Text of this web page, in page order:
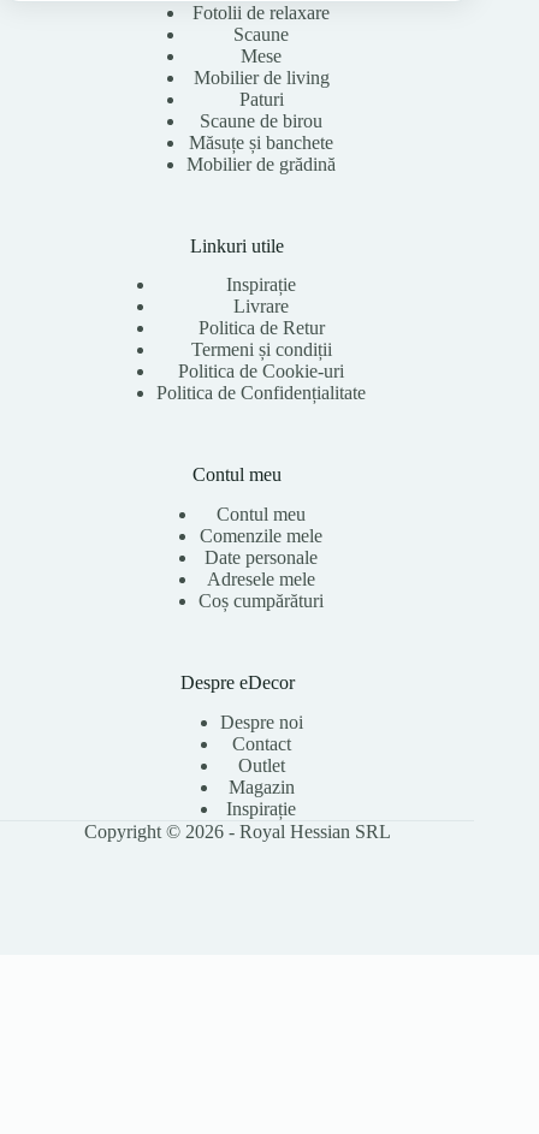
Fotolii de relaxare
Scaune
Mese
Mobilier de living
Paturi
Scaune de birou
Măsuțe și banchete
Mobilier de grădină
Linkuri utile
Inspirație
Livrare
Politica de Retur
Termeni și condiții
Politica de Cookie-uri
Politica de Confidențialitate
Contul meu
Contul meu
Comenzile mele
Date personale
Adresele mele
Coș cumpărături
Despre eDecor
Despre noi
Contact
Outlet
Magazin
Inspirație
Copyright © 2026 - Royal Hessian SRL